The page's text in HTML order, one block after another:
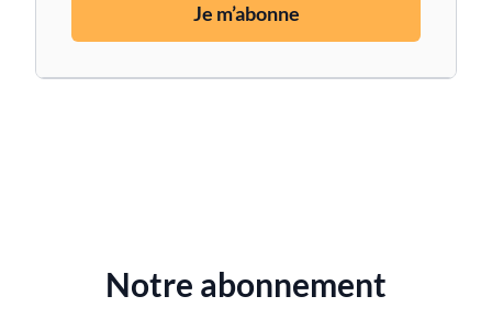
Je m’abonne
Notre abonnement